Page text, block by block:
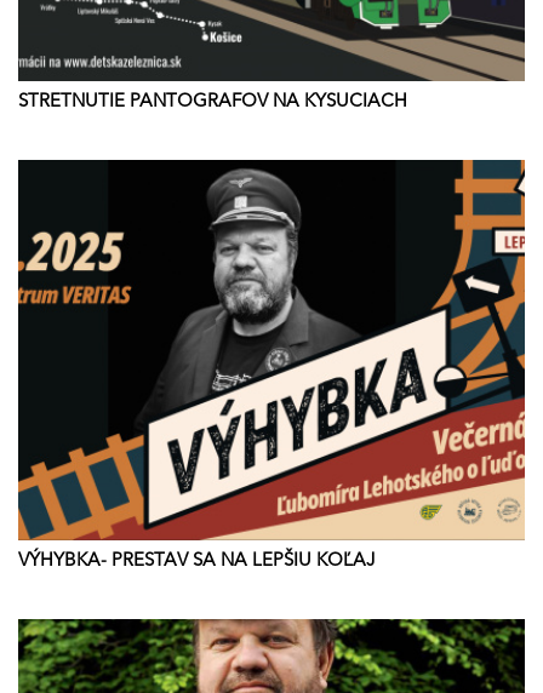
STRETNUTIE PANTOGRAFOV NA KYSUCIACH
VÝHYBKA- PRESTAV SA NA LEPŠIU KOĽAJ